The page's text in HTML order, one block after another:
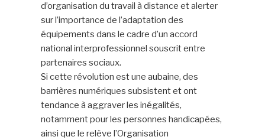
d’organisation du travail à distance et alerter
sur l’importance de l’adaptation des
équipements dans le cadre d’un accord
national interprofessionnel souscrit entre
partenaires sociaux.
Si cette révolution est une aubaine, des
barrières numériques subsistent et ont
tendance à aggraver les inégalités,
notamment pour les personnes handicapées,
ainsi que le relève l’Organisation